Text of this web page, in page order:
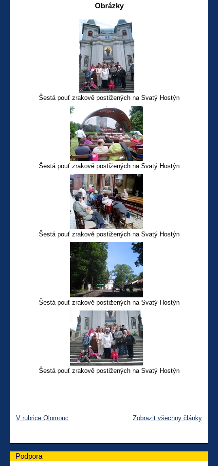
Obrázky
Šestá pouť zrakově postižených na Svatý Hostýn
Šestá pouť zrakově postižených na Svatý Hostýn
Šestá pouť zrakově postižených na Svatý Hostýn
Šestá pouť zrakově postižených na Svatý Hostýn
Šestá pouť zrakově postižených na Svatý Hostýn
V rubrice Olomouc Zobrazit všechny články
Podpora